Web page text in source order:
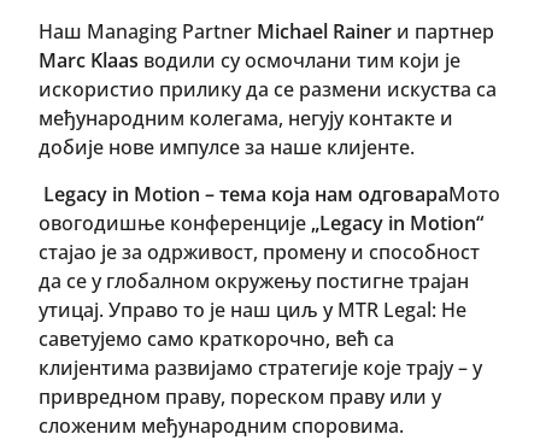
Наш Managing Partner Michael Rainer и партнер
Marc Klaas водили су осмочлани тим који је
искористио прилику да се размени искуства са
међународним колегама, негују контакте и
добије нове импулсе за наше клијенте.
Legacy in Motion – тема која нам одговараМото
овогодишње конференције „Legacy in Motion“
стajao je за одрживост, промену и способност
да се у глобалном окружењу постигне трајан
утицај. Управо то је наш циљ у MTR Legal: Не
саветујемо само краткорочно, већ са
клијентима развијамо стратегије које трају – у
привредном праву, пореском праву или у
сложеним међународним споровима.